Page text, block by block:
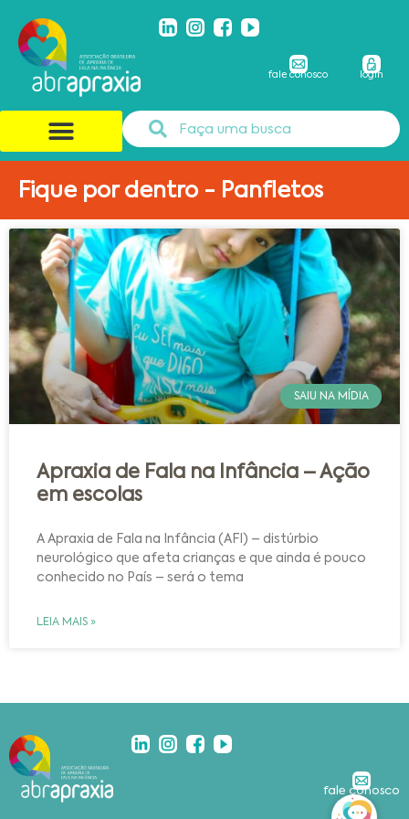
fale conosco login
Fique por dentro - Panfletos
SAIU NA MÍDIA
Apraxia de Fala na Infância – Ação
em escolas
A Apraxia de Fala na Infância (AFI) – distúrbio
neurológico que afeta crianças e que ainda é pouco
conhecido no País – será o tema
LEIA MAIS »
fale conosco